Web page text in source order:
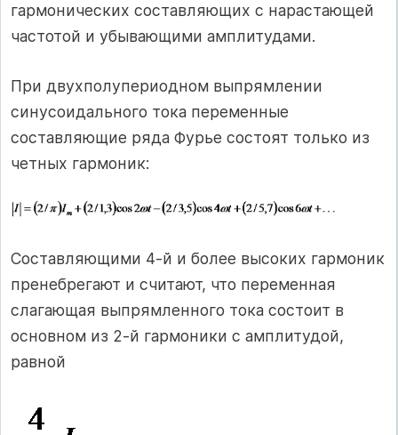
гармонических составляющих с нарастающей
частотой и убывающими амплитудами.
При двухполупериодном выпрямлении
синусоидального тока переменные
составляющие ряда Фурье состоят только из
четных гармоник:
Составляющими 4-й и более высоких гармоник
пренебрегают и считают, что переменная
слагающая выпрямленного тока состоит в
основном из 2-й гармоники с амплитудой,
равной